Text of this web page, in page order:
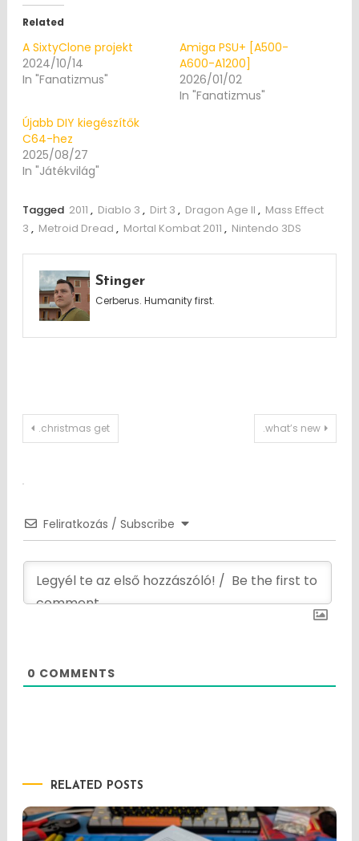
Related
A SixtyClone projekt
2024/10/14
In "Fanatizmus"
Amiga PSU+ [A500-
A600-A1200]
2026/01/02
In "Fanatizmus"
Újabb DIY kiegészítők
C64-hez
2025/08/27
In "Játékvilág"
Tagged 2011 , Diablo 3 , Dirt 3 , Dragon Age II , Mass Effect
3 , Metroid Dread , Mortal Kombat 2011 , Nintendo 3DS
Stinger
Cerberus. Humanity first.
Post
.christmas get .what’s new
Feliratkozás / Subscribe
0 COMMENTS
RELATED POSTS